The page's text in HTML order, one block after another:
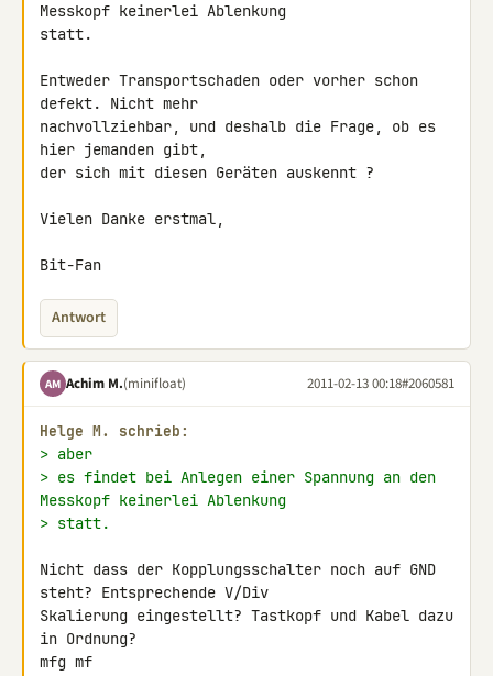
Messkopf keinerlei Ablenkung
statt.
Entweder Transportschaden oder vorher schon
defekt. Nicht mehr
nachvollziehbar, und deshalb die Frage, ob es
hier jemanden gibt,
der sich mit diesen Geräten auskennt ?
Vielen Danke erstmal,
Bit-Fan
Antwort
AM Achim M.(minifloat) 2011-02-13 00:18#2060581
Helge M. schrieb:
> aber
> es findet bei Anlegen einer Spannung an den
Messkopf keinerlei Ablenkung
> statt.
Nicht dass der Kopplungsschalter noch auf GND
steht? Entsprechende V/Div
Skalierung eingestellt? Tastkopf und Kabel dazu
in Ordnung?
mfg mf